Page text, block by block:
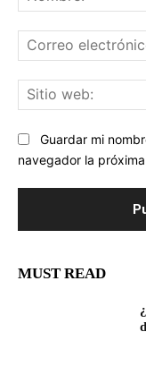
Guardar mi
navegador la
MUST READ